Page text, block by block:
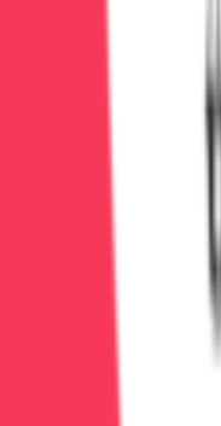
при
Реанимация: 3-5
от
клиники бесплатно
Последствия
Если выжил без
Корсаковский